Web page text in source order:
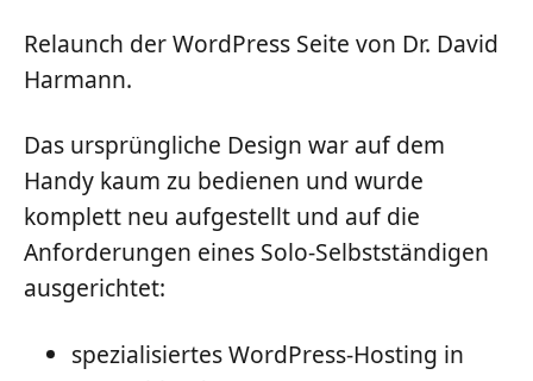
Relaunch der WordPress Seite von Dr. David
Harmann.
Das ursprüngliche Design war auf dem
Handy kaum zu bedienen und wurde
komplett neu aufgestellt und auf die
Anforderungen eines Solo-Selbstständigen
ausgerichtet:
spezialisiertes WordPress-Hosting in